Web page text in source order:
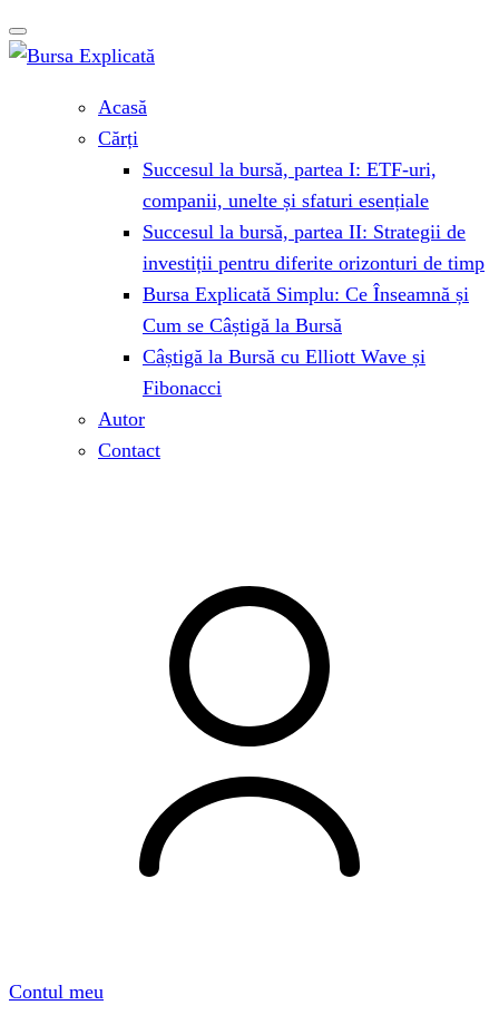
Acasă
Cărți
Succesul la bursă, partea I: ETF-uri,
companii, unelte și sfaturi esențiale
Succesul la bursă, partea II: Strategii de
investiții pentru diferite orizonturi de timp
Bursa Explicată Simplu: Ce Înseamnă și
Cum se Câștigă la Bursă
Câștigă la Bursă cu Elliott Wave și
Fibonacci
Autor
Contact
Contul meu